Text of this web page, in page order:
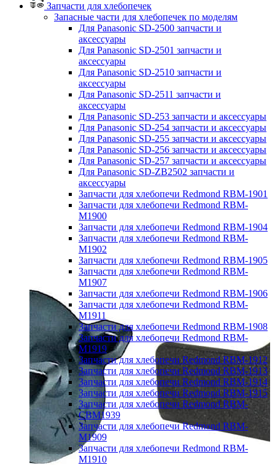
Запчасти для хлебопечек
Запасные части для хлебопечек по моделям
Для Panasonic SD-2500 запчасти и
аксессуары
Для Panasonic SD-2501 запчасти и
аксессуары
Для Panasonic SD-2510 запчасти и
аксессуары
Для Panasonic SD-2511 запчасти и
аксессуары
Для Panasonic SD-253 запчасти и аксессуары
Для Panasonic SD-254 запчасти и аксессуары
Для Panasonic SD-255 запчасти и аксессуары
Для Panasonic SD-256 запчасти и аксессуары
Для Panasonic SD-257 запчасти и аксессуары
Для Panasonic SD-ZB2502 запчасти и
аксессуары
Запчасти для хлебопечи Redmond RBM-1901
Запчасти для хлебопечи Redmond RBM-
M1900
Запчасти для хлебопечи Redmond RBM-1904
Запчасти для хлебопечи Redmond RBM-
M1902
Запчасти для хлебопечи Redmond RBM-1905
Запчасти для хлебопечи Redmond RBM-
M1907
Запчасти для хлебопечи Redmond RBM-1906
Запчасти для хлебопечи Redmond RBM-
M1911
Запчасти для хлебопечи Redmond RBM-1908
Запчасти для хлебопечи Redmond RBM-
M1919
Запчасти для хлебопечи Redmond RBM-1912
Запчасти для хлебопечи Redmond RBM-1913
Запчасти для хлебопечи Redmond RBM-1914
Запчасти для хлебопечи Redmond RBM-1915
Запчасти для хлебопечи Redmond RBM-
CBM1939
Запчасти для хлебопечи Redmond RBM-
M1909
Запчасти для хлебопечи Redmond RBM-
M1910